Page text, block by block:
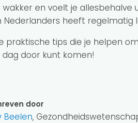
en voelt je allesbehalve
Nederlanders heeft regelmatig
praktische tips die je helpen
door kunt komen!
door
Beelen,